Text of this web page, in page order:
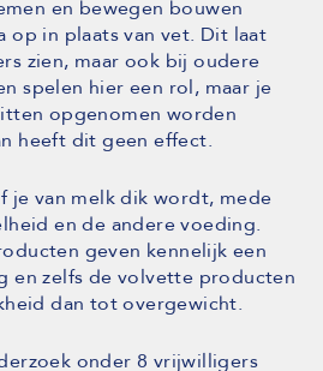
en bewegen bouwen
op in plaats van vet. Dit laat
zien, maar ook bij oudere
spelen hier een rol, maar je
opgenomen worden
heeft dit geen effect.
je van melk dik wordt, mede
en de andere voeding.
geven kennelijk een
en zelfs de volvette producten
dan tot overgewicht.
onder 8 vrijwilligers